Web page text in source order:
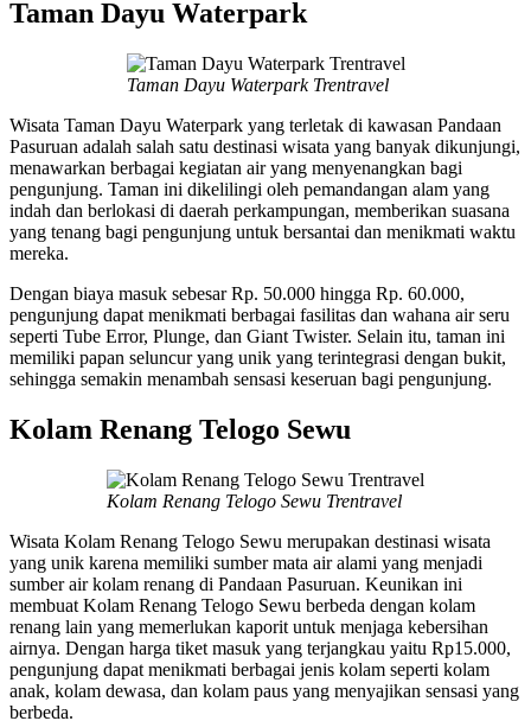
Taman Dayu Waterpark
Taman Dayu Waterpark Trentravel
Wisata Taman Dayu Waterpark yang terletak di kawasan Pandaan
Pasuruan adalah salah satu destinasi wisata yang banyak dikunjungi,
menawarkan berbagai kegiatan air yang menyenangkan bagi
pengunjung. Taman ini dikelilingi oleh pemandangan alam yang
indah dan berlokasi di daerah perkampungan, memberikan suasana
yang tenang bagi pengunjung untuk bersantai dan menikmati waktu
mereka.
Dengan biaya masuk sebesar Rp. 50.000 hingga Rp. 60.000,
pengunjung dapat menikmati berbagai fasilitas dan wahana air seru
seperti Tube Error, Plunge, dan Giant Twister. Selain itu, taman ini
memiliki papan seluncur yang unik yang terintegrasi dengan bukit,
sehingga semakin menambah sensasi keseruan bagi pengunjung.
Kolam Renang Telogo Sewu
Kolam Renang Telogo Sewu Trentravel
Wisata Kolam Renang Telogo Sewu merupakan destinasi wisata
yang unik karena memiliki sumber mata air alami yang menjadi
sumber air kolam renang di Pandaan Pasuruan. Keunikan ini
membuat Kolam Renang Telogo Sewu berbeda dengan kolam
renang lain yang memerlukan kaporit untuk menjaga kebersihan
airnya. Dengan harga tiket masuk yang terjangkau yaitu Rp15.000,
pengunjung dapat menikmati berbagai jenis kolam seperti kolam
anak, kolam dewasa, dan kolam paus yang menyajikan sensasi yang
berbeda.